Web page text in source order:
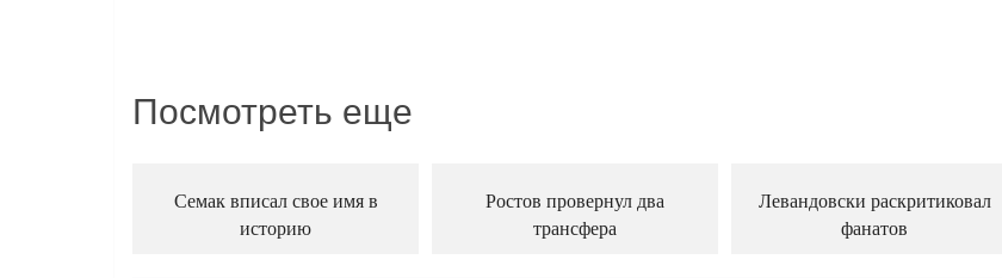
Посмотреть еще
Семак вписал свое имя в
историю
Ростов провернул два
трансфера
Левандовски раскритиковал
фанатов